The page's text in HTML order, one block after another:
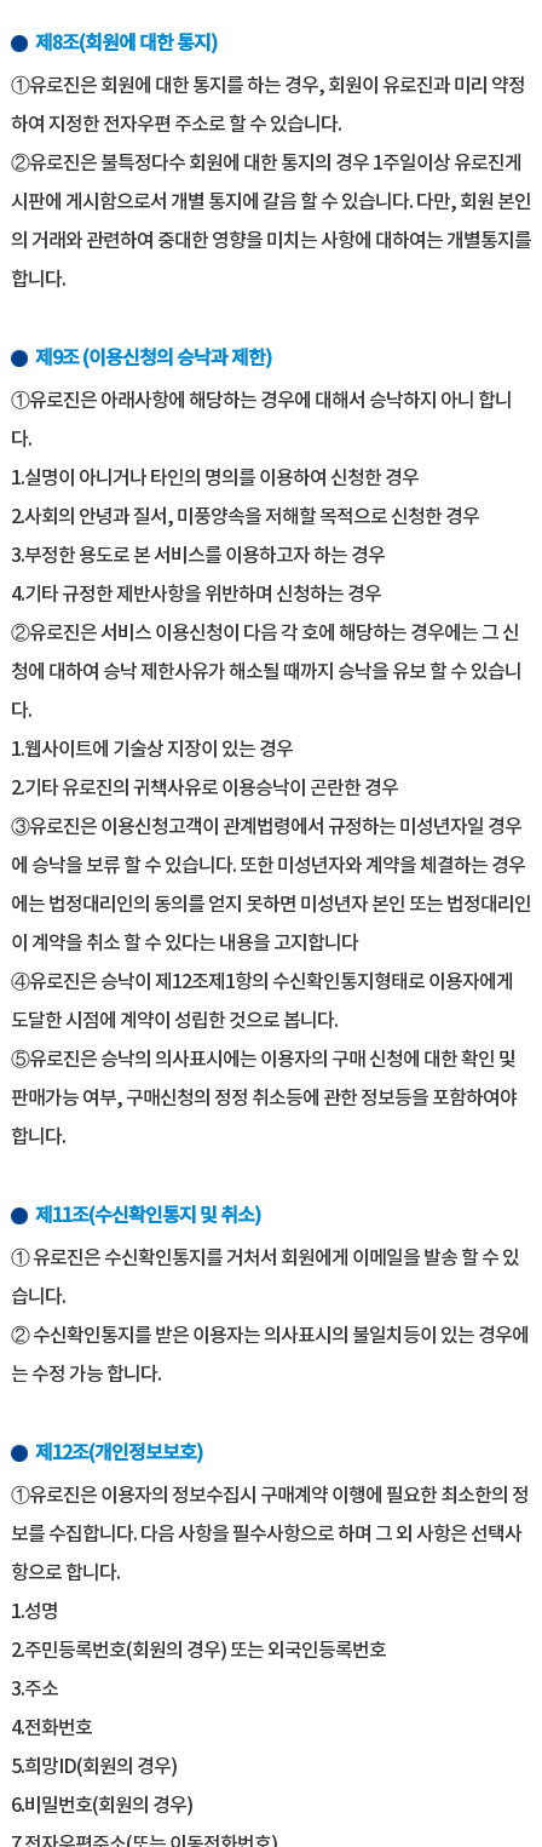
제8조(회원에 대한 통지)
①유로진은 회원에 대한 통지를 하는 경우, 회원이 유로진과 미리 약정
하여 지정한 전자우편 주소로 할 수 있습니다.
②유로진은 불특정다수 회원에 대한 통지의 경우 1주일이상 유로진게
시판에 게시함으로서 개별 통지에 갈음 할 수 있습니다. 다만, 회원 본인
의 거래와 관련하여 중대한 영향을 미치는 사항에 대하여는 개별통지를
합니다.
제9조 (이용신청의 승낙과 제한)
①유로진은 아래사항에 해당하는 경우에 대해서 승낙하지 아니 합니
다.
1.실명이 아니거나 타인의 명의를 이용하여 신청한 경우
2.사회의 안녕과 질서, 미풍양속을 저해할 목적으로 신청한 경우
3.부정한 용도로 본 서비스를 이용하고자 하는 경우
4.기타 규정한 제반사항을 위반하며 신청하는 경우
②유로진은 서비스 이용신청이 다음 각 호에 해당하는 경우에는 그 신
청에 대하여 승낙 제한사유가 해소될 때까지 승낙을 유보 할 수 있습니
다.
1.웹사이트에 기술상 지장이 있는 경우
2.기타 유로진의 귀책사유로 이용승낙이 곤란한 경우
③유로진은 이용신청고객이 관계법령에서 규정하는 미성년자일 경우
에 승낙을 보류 할 수 있습니다. 또한 미성년자와 계약을 체결하는 경우
에는 법정대리인의 동의를 얻지 못하면 미성년자 본인 또는 법정대리인
이 계약을 취소 할 수 있다는 내용을 고지합니다
④유로진은 승낙이 제12조제1항의 수신확인통지형태로 이용자에게
도달한 시점에 계약이 성립한 것으로 봅니다.
⑤유로진은 승낙의 의사표시에는 이용자의 구매 신청에 대한 확인 및
판매가능 여부, 구매신청의 정정 취소등에 관한 정보등을 포함하여야
합니다.
제11조(수신확인통지 및 취소)
① 유로진은 수신확인통지를 거처서 회원에게 이메일을 발송 할 수 있
습니다.
② 수신확인통지를 받은 이용자는 의사표시의 불일치등이 있는 경우에
는 수정 가능 합니다.
제12조(개인정보보호)
①유로진은 이용자의 정보수집시 구매계약 이행에 필요한 최소한의 정
보를 수집합니다. 다음 사항을 필수사항으로 하며 그 외 사항은 선택사
항으로 합니다.
1.성명
2.주민등록번호(회원의 경우) 또는 외국인등록번호
3.주소
4.전화번호
5.희망ID(회원의 경우)
6.비밀번호(회원의 경우)